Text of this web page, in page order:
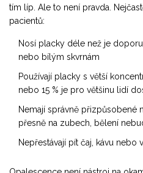
tím líp. Ale to není pravda.
pacientů:
Nosí placky déle než je
nebo bílým skvrnám
Používají placky s větší
nebo 15 % je pro většinu lidí
Nemají správně přizpůsobené
přesně na zubech, bělení
Nepřestávají pít čaj, kávu